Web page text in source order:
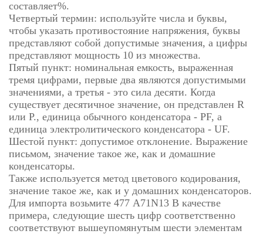
составляет%.
Четвертый термин: используйте числа и буквы,
чтобы указать противостояние напряжения, буквы
представляют собой допустимые значения, а цифры
представляют мощность 10 из множества.
Пятый пункт: номинальная емкость, выраженная
тремя цифрами, первые два являются допустимыми
значениями, а третья - это сила десяти. Когда
существует десятичное значение, он представлен R
или P., единица обычного конденсатора - PF, а
единица электролитического конденсатора - UF.
Шестой пункт: допустимое отклонение. Выражение
письмом, значение такое же, как и домашние
конденсаторы.
Также используется метод цветового кодирования,
значение такое же, как и у домашних конденсаторов.
Для импорта возьмите 477 A71N13 В качестве
примера, следующие шесть цифр соответственно
соответствуют вышеупомянутым шести элементам